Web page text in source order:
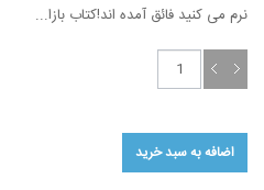
نرم می کنید فائق آمده اند!کتاب بازا...